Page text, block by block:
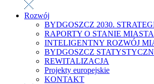
Rozwój
BYDGOSZCZ 2030.
RAPORTY O STANIE
INTELIGENTNY ROZWÓJ
BYDGOSZCZ
REWITALIZACJA
Projekty europejskie
KONTAKT